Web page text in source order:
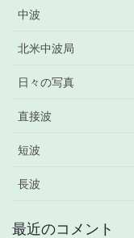
中波
北米中波局
日々の写真
直接波
短波
長波
最近のコメント